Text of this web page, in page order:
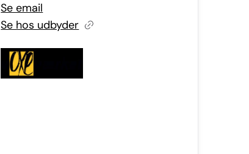
Se email
Se hos udbyder